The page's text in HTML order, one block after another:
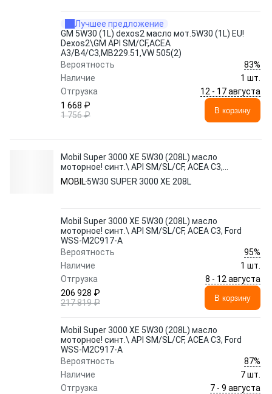
Лучшее предложение
GM 5W30 (1L) dexos2 масло мот.5W30 (1L) EU!
Dexos2\GM API SM/CF,ACEA
A3/B4/C3,MB229.51,VW 505(2)
Вероятность
83%
Наличие
1 шт.
Отгрузка
12 - 17 августа
1 668 ₽
1 756 ₽
В корзину
Mobil Super 3000 XE 5W30 (208L) масло
моторное! синт.\ API SM/SL/CF, ACEA C3,
Ford WSS-M2C917-A
MOBIL5W30 SUPER 3000 XE 208L
Mobil Super 3000 XE 5W30 (208L) масло
моторное! синт.\ API SM/SL/CF, ACEA C3, Ford
WSS-M2C917-A
Вероятность
95%
Наличие
1 шт.
Отгрузка
8 - 12 августа
206 928 ₽
217 819 ₽
В корзину
Mobil Super 3000 XE 5W30 (208L) масло
моторное! синт.\ API SM/SL/CF, ACEA C3, Ford
WSS-M2C917-A
Вероятность
87%
Наличие
7 шт.
Отгрузка
7 - 9 августа